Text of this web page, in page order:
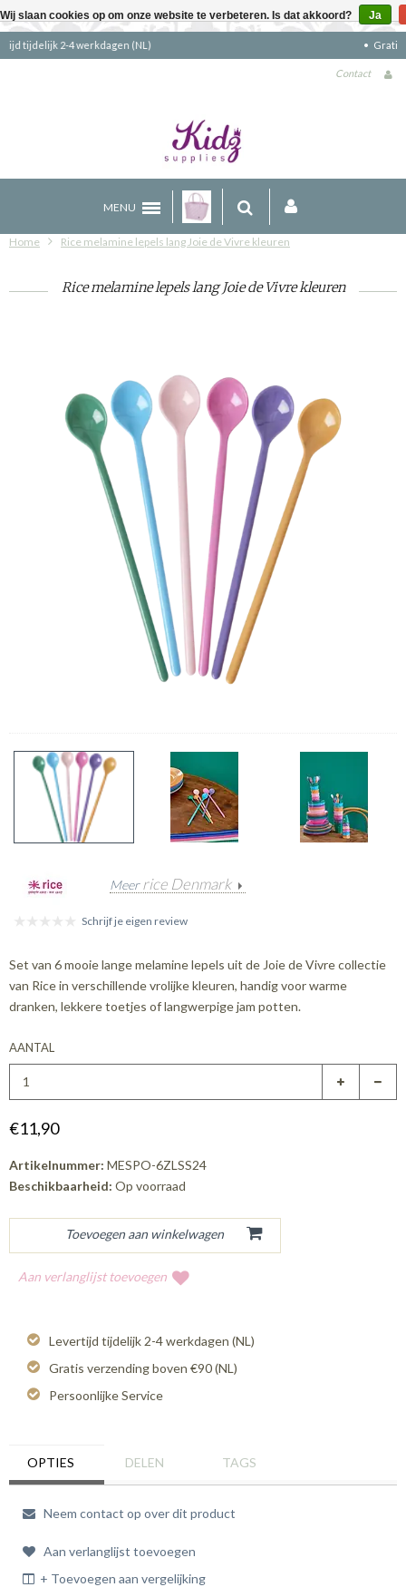
Gratis verzending boven €90 (NL)
Contact
MENU
Home Rice melamine lepels lang Joie de Vivre kleuren
Rice melamine lepels lang Joie de Vivre kleuren
Meerrice Denmark
Schrijf je eigen review
Set van 6 mooie lange melamine lepels uit de Joie de Vivre collectie
van Rice in verschillende vrolijke kleuren, handig voor warme
dranken, lekkere toetjes of langwerpige jam potten.
AANTAL
€11,90
Artikelnummer: MESPO-6ZLSS24
Beschikbaarheid: Op voorraad
Aan verlanglijst toevoegen
Levertijd tijdelijk 2-4 werkdagen (NL)
Gratis verzending boven €90 (NL)
Persoonlijke Service
OPTIES DELEN TAGS
Neem contact op over dit product
Aan verlanglijst toevoegen
+ Toevoegen aan vergelijking
Wij slaan cookies op om onze website te verbeteren. Is dat akkoord? Ja